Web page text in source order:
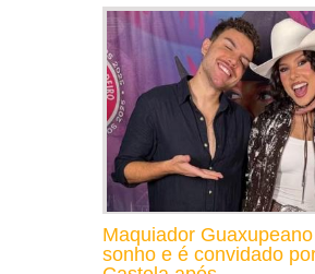
Maquiador
sonho e é convidado